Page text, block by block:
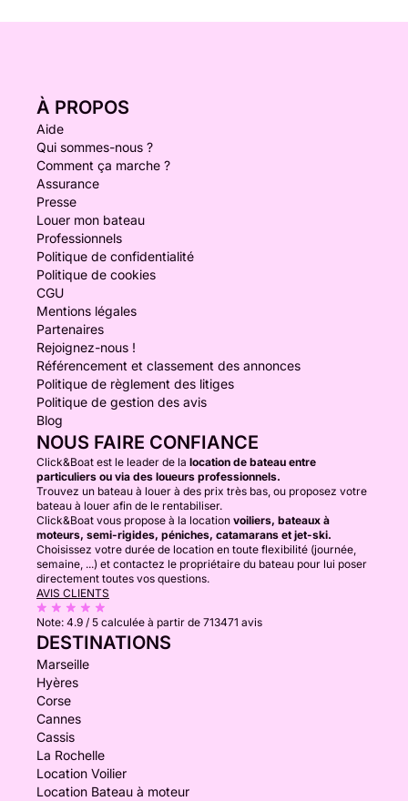
À PROPOS
Aide
Qui sommes-nous ?
Comment ça marche ?
Assurance
Presse
Louer mon bateau
Professionnels
Politique de confidentialité
Politique de cookies
CGU
Mentions légales
Partenaires
Rejoignez-nous !
Référencement et classement des annonces
Politique de règlement des litiges
Politique de gestion des avis
Blog
NOUS FAIRE CONFIANCE
Click&Boat est le leader de la location de bateau entre
particuliers ou via des loueurs professionnels.
Trouvez un bateau à louer à des prix très bas, ou proposez votre
bateau à louer afin de le rentabiliser.
Click&Boat vous propose à la location voiliers, bateaux à
moteurs, semi-rigides, péniches, catamarans et jet-ski.
Choisissez votre durée de location en toute flexibilité (journée,
semaine, ...) et contactez le propriétaire du bateau pour lui poser
directement toutes vos questions.
AVIS CLIENTS
Note: 4.9 / 5 calculée à partir de 713471 avis
DESTINATIONS
Marseille
Hyères
Corse
Cannes
Cassis
La Rochelle
Location Voilier
Location Bateau à moteur